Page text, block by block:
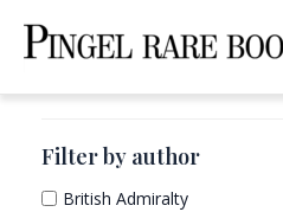
Filter by author
British Admiralty